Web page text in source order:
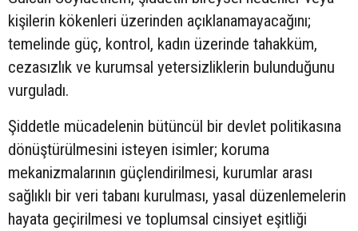
kişilerin kökenleri üzerinden açıklanamayacağını;
temelinde güç, kontrol, kadın üzerinde tahakküm,
cezasızlık ve kurumsal yetersizliklerin bulunduğunu
vurguladı.
Şiddetle mücadelenin bütüncül bir devlet politikasına
dönüştürülmesini isteyen isimler; koruma
mekanizmalarının güçlendirilmesi, kurumlar arası
sağlıklı bir veri tabanı kurulması, yasal düzenlemelerin
hayata geçirilmesi ve toplumsal cinsiyet eşitliği